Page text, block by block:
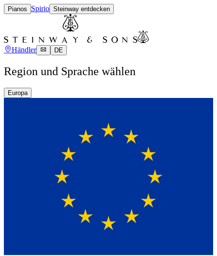
Pianos Spirio Steinway entdecken
Händler DE
Region und Sprache wählen
Europa